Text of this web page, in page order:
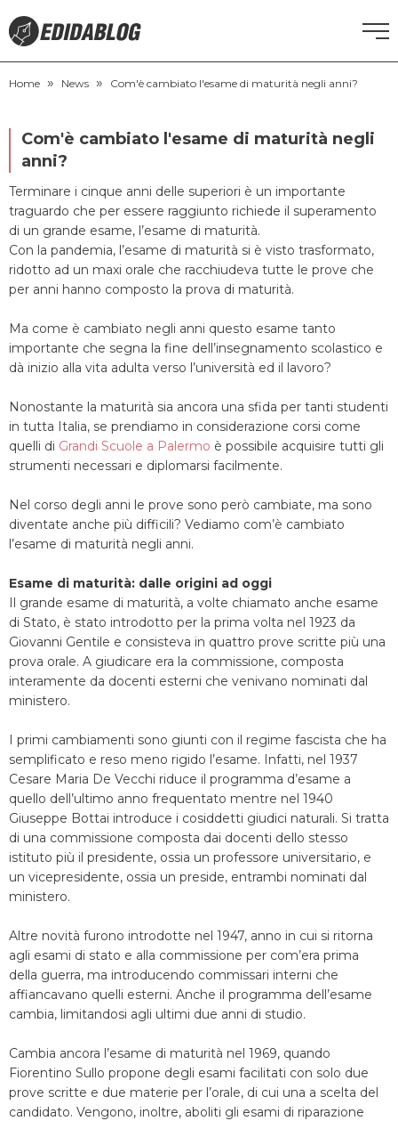
CORSI DI INGLESE
RECUPERO ANNI SCOLASTICI
SCUOLE SERALI
NEWS
CERCA
Home » News » Com'è cambiato l'esame di maturità negli anni?
Com'è cambiato l'esame di maturità negli
anni?
Terminare i cinque anni delle superiori è un importante
traguardo che per essere raggiunto richiede il superamento
di un grande esame, l’esame di maturità.
Con la pandemia, l’esame di maturità si è visto trasformato,
ridotto ad un maxi orale che racchiudeva tutte le prove che
per anni hanno composto la prova di maturità.
Ma come è cambiato negli anni questo esame tanto
importante che segna la fine dell’insegnamento scolastico e
dà inizio alla vita adulta verso l’università ed il lavoro?
Nonostante la maturità sia ancora una sfida per tanti studenti
in tutta Italia, se prendiamo in considerazione corsi come
quelli di Grandi Scuole a Palermo è possibile acquisire tutti gli
strumenti necessari e diplomarsi facilmente.
Nel corso degli anni le prove sono però cambiate, ma sono
diventate anche più difficili? Vediamo com’è cambiato
l’esame di maturità negli anni.
Esame di maturità: dalle origini ad oggi
Il grande esame di maturità, a volte chiamato anche esame
di Stato, è stato introdotto per la prima volta nel 1923 da
Giovanni Gentile e consisteva in quattro prove scritte più una
prova orale. A giudicare era la commissione, composta
interamente da docenti esterni che venivano nominati dal
ministero.
I primi cambiamenti sono giunti con il regime fascista che ha
semplificato e reso meno rigido l’esame. Infatti, nel 1937
Cesare Maria De Vecchi riduce il programma d’esame a
quello dell’ultimo anno frequentato mentre nel 1940
Giuseppe Bottai introduce i cosiddetti giudici naturali. Si tratta
di una commissione composta dai docenti dello stesso
istituto più il presidente, ossia un professore universitario, e
un vicepresidente, ossia un preside, entrambi nominati dal
ministero.
Altre novità furono introdotte nel 1947, anno in cui si ritorna
agli esami di stato e alla commissione per com’era prima
della guerra, ma introducendo commissari interni che
affiancavano quelli esterni. Anche il programma dell’esame
cambia, limitandosi agli ultimi due anni di studio.
Cambia ancora l’esame di maturità nel 1969, quando
Fiorentino Sullo propone degli esami facilitati con solo due
prove scritte e due materie per l’orale, di cui una a scelta del
candidato. Vengono, inoltre, aboliti gli esami di riparazione